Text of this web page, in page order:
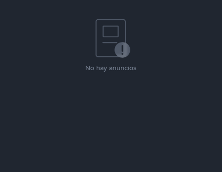
No hay anuncios